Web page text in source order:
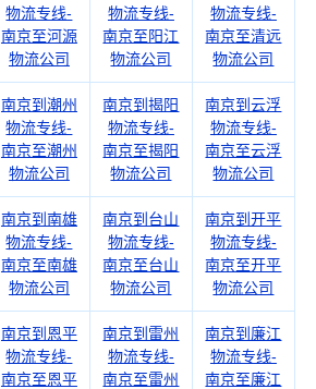
物流专线-
南京至河源
物流公司
物流专线-
南京至阳江
物流公司
物流专线-
南京至清远
物流公司
南京到潮州
物流专线-
南京至潮州
物流公司
南京到揭阳
物流专线-
南京至揭阳
物流公司
南京到云浮
物流专线-
南京至云浮
物流公司
南京到南雄
物流专线-
南京至南雄
物流公司
南京到台山
物流专线-
南京至台山
物流公司
南京到开平
物流专线-
南京至开平
物流公司
南京到恩平
物流专线-
南京至恩平
南京到雷州
物流专线-
南京至雷州
南京到廉江
物流专线-
南京至廉江